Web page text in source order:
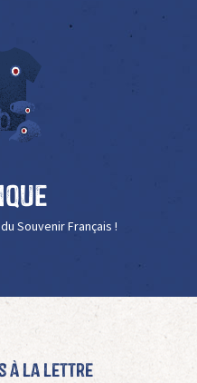
Souvenir Français !
à La Lettre